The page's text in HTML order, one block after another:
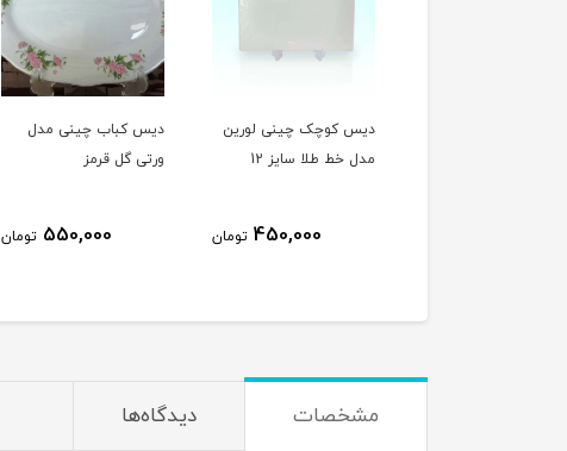
دیس کباب چینی مدل
ورتی گل قرمز
550,000 تومان
دیس الویه چینی مدل
ورتی گل قرمز
450,000 تومان
مشخصات دیدگاه‌ها